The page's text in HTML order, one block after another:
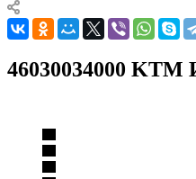
46030034000